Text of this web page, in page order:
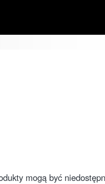
mogą być